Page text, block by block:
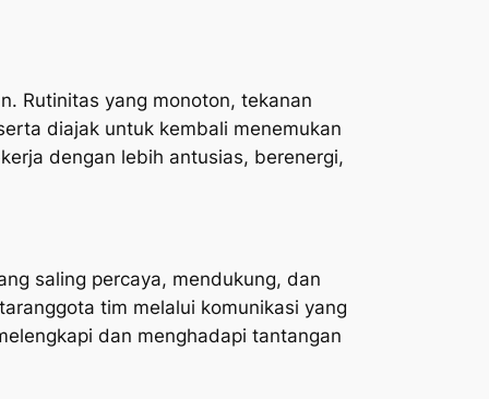
Rutinitas yang monoton, tekanan
diajak untuk kembali menemukan
dengan lebih antusias, berenergi,
saling percaya, mendukung, dan
tim melalui komunikasi yang
dan menghadapi tantangan